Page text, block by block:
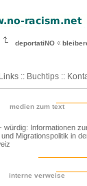
deportatiNO
Links :: Buchtips ::
medien zum text
würdig: Informationen
Migrationspolitik in
interne verweise